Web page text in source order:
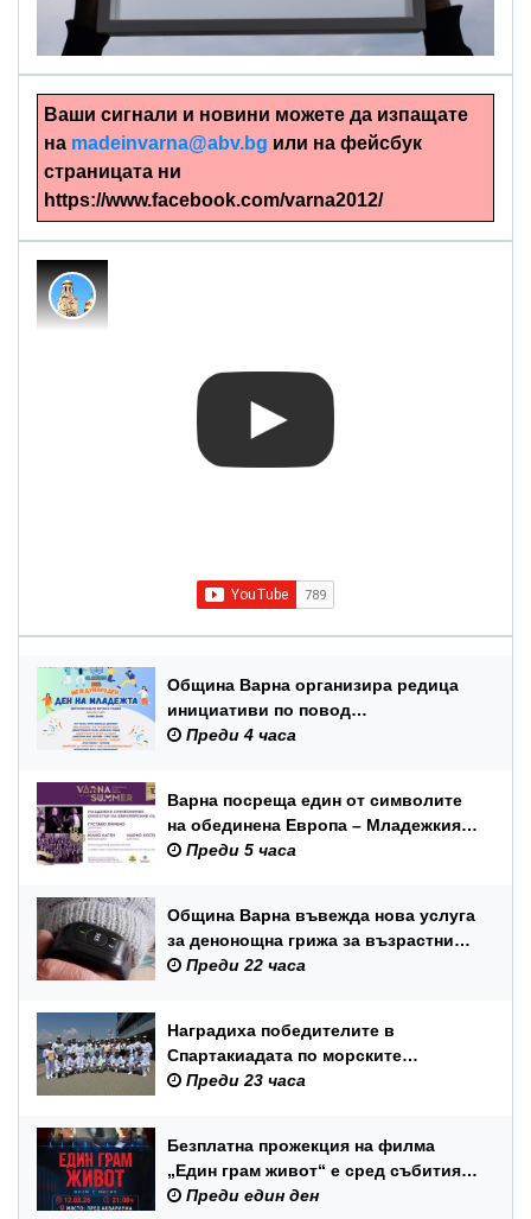
Ръчно изрязани картини
Ваши сигнали и новини можете да изпащате
на madeinvarna@abv.bg или на фейсбук
страницата ни
https://www.facebook.com/varna2012/
Община Варна организира редица
инициативи по повод
Международния ден на младежта –
Преди 4 часа
Варна посреща един от символите
на обединена Европа – Младежкия
симфоничен оркестър на ЕС
Преди 5 часа
Община Варна въвежда нова услуга
за денонощна грижа за възрастни
хора и лица с трайни увреждания
Преди 22 часа
Наградиха победителите в
Спартакиадата по морските
спортове на Военноморските сили
Преди 23 часа
Безплатна прожекция на филма
„Един грам живот“ е сред събитията
за Международния ден на младежта
Преди един ден